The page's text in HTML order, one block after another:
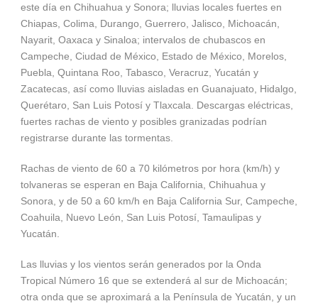
este día en Chihuahua y Sonora; lluvias locales fuertes en
Chiapas, Colima, Durango, Guerrero, Jalisco, Michoacán,
Nayarit, Oaxaca y Sinaloa; intervalos de chubascos en
Campeche, Ciudad de México, Estado de México, Morelos,
Puebla, Quintana Roo, Tabasco, Veracruz, Yucatán y
Zacatecas, así como lluvias aisladas en Guanajuato, Hidalgo,
Querétaro, San Luis Potosí y Tlaxcala. Descargas eléctricas,
fuertes rachas de viento y posibles granizadas podrían
registrarse durante las tormentas.
Rachas de viento de 60 a 70 kilómetros por hora (km/h) y
tolvaneras se esperan en Baja California, Chihuahua y
Sonora, y de 50 a 60 km/h en Baja California Sur, Campeche,
Coahuila, Nuevo León, San Luis Potosí, Tamaulipas y
Yucatán.
Las lluvias y los vientos serán generados por la Onda
Tropical Número 16 que se extenderá al sur de Michoacán;
otra onda que se aproximará a la Península de Yucatán, y un